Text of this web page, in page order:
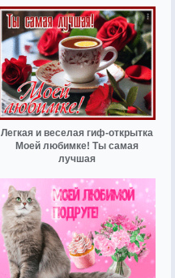
Легкая и веселая гиф-открытка
Моей любимке! Ты самая
лучшая